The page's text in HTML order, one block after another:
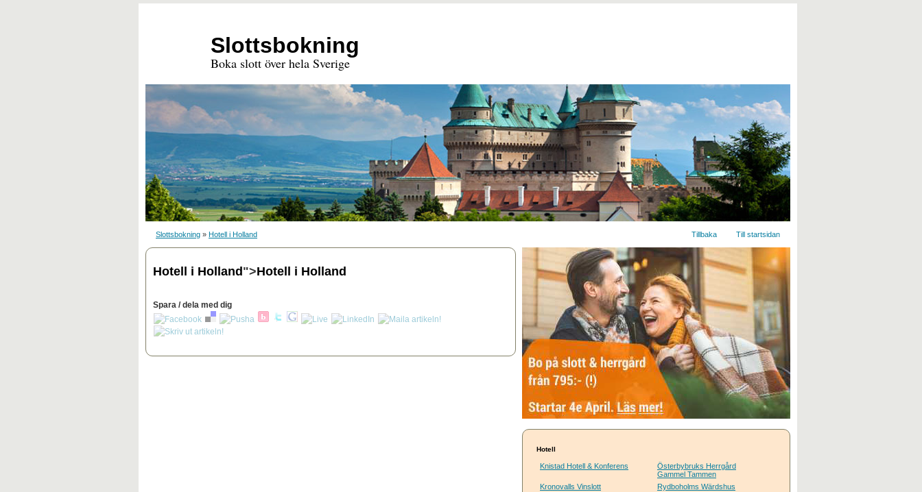
Slottsbokning
Boka slott över hela Sverige
Slottsbokning » Hotell i Holland
Hotell i Holland">Hotell i Holland
Spara / dela med dig
Tillbaka Till startsidan
Hotell
Knistad Hotell & Konferens
Österbybruks Herrgård
Gammel Tammen
Kronovalls Vinslott
Rydboholms Wärdshus